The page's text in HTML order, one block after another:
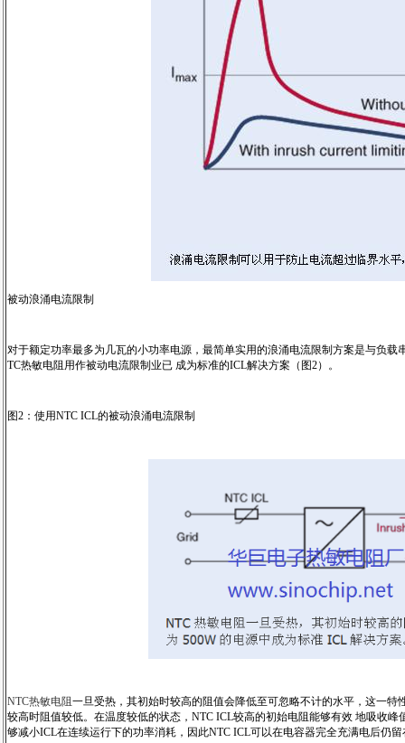
被动浪涌电流限制
对于额定功率最多为几瓦的小功率电源，最简单实用的浪涌电流限制方案是与负
TC热敏电阻用作被动电流限制业已 成为标准的ICL解决方案（图2）。
图2：使用NTC ICL的被动浪涌电流限制
NTC热敏电阻 一旦受热，其初始时较高的阻值会降低至可忽略不计的水平，这一
较高时阻值较低。在温度较低的状态，NTC ICL较高的初始电阻能够有效 地吸收
够减小ICL在连续运行下的功率消耗，因此NTC ICL可以在电容器完全充满电后仍